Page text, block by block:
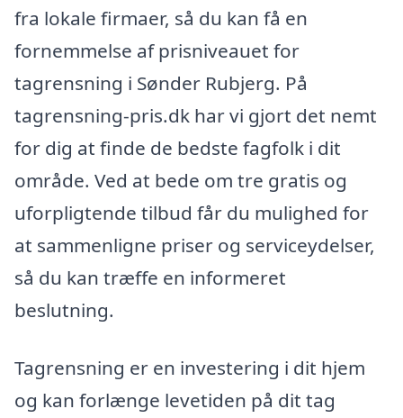
fra lokale firmaer, så du kan få en
fornemmelse af prisniveauet for
tagrensning i Sønder Rubjerg. På
tagrensning-pris.dk har vi gjort det nemt
for dig at finde de bedste fagfolk i dit
område. Ved at bede om tre gratis og
uforpligtende tilbud får du mulighed for
at sammenligne priser og serviceydelser,
så du kan træffe en informeret
beslutning.
Tagrensning er en investering i dit hjem
og kan forlænge levetiden på dit tag